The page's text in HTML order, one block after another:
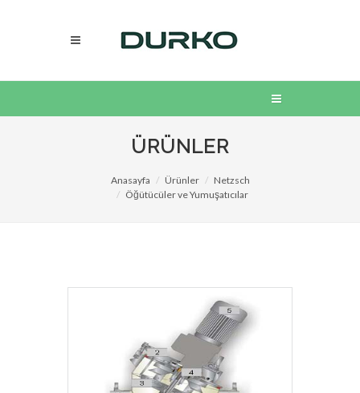
ÜRÜNLER
Anasayfa Ürünler
Netzsch
Öğütücüler ve Yumuşatıcılar